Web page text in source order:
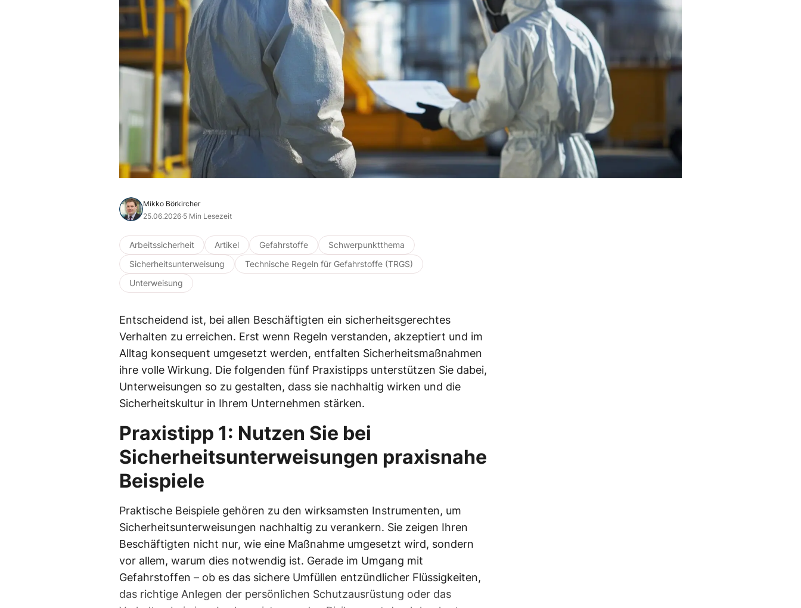
Mikko Börkircher
25.06.2026·5 Min Lesezeit
Arbeitssicherheit Artikel Gefahrstoffe
Schwerpunktthema
Sicherheitsunterweisung
Technische Regeln für Gefahrstoffe (TRGS)
Unterweisung
Entscheidend ist, bei allen Beschäftigten ein sicherheitsgerechtes
Verhalten zu erreichen. Erst wenn Regeln verstanden, akzeptiert und im
Alltag konsequent umgesetzt werden, entfalten Sicherheitsmaßnahmen
ihre volle Wirkung. Die folgenden fünf Praxistipps unterstützen Sie dabei,
Unterweisungen so zu gestalten, dass sie nachhaltig wirken und die
Sicherheitskultur in Ihrem Unternehmen stärken.
Praxistipp 1: Nutzen Sie bei
Sicherheitsunterweisungen praxisnahe
Beispiele
Praktische Beispiele gehören zu den wirksamsten Instrumenten, um
Sicherheitsunterweisungen nachhaltig zu verankern. Sie zeigen Ihren
Beschäftigten nicht nur, wie eine Maßnahme umgesetzt wird, sondern
vor allem, warum dies notwendig ist. Gerade im Umgang mit
Gefahrstoffen – ob es das sichere Umfüllen entzündlicher Flüssigkeiten,
das richtige Anlegen der persönlichen Schutzausrüstung oder das